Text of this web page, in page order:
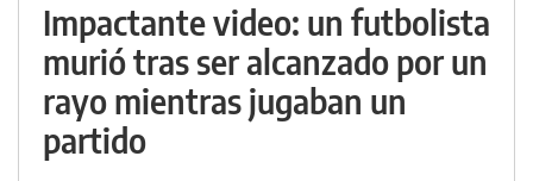
Impactante video: un futbolista
murió tras ser alcanzado por un
rayo mientras jugaban un
partido